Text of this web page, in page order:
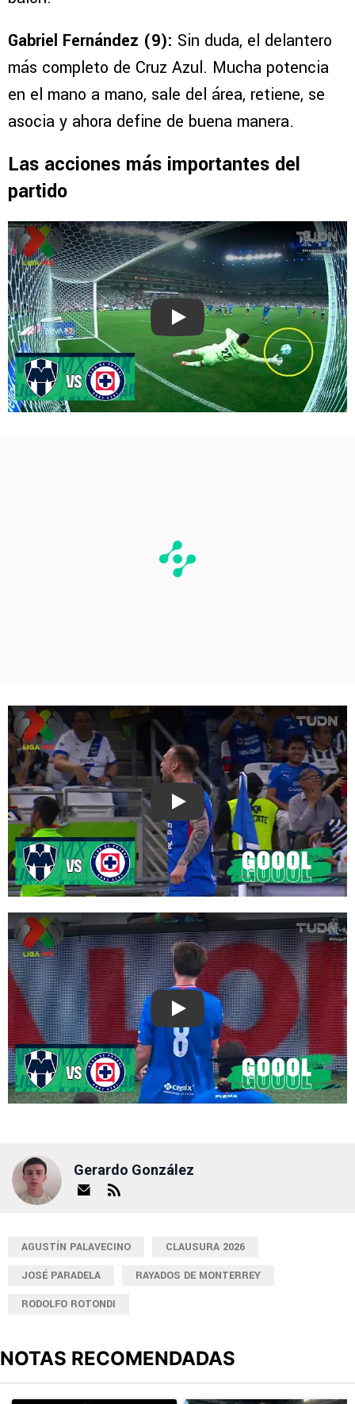
Gabriel Fernández (9): Sin duda, el delantero
más completo de Cruz Azul. Mucha potencia
en el mano a mano, sale del área, retiene, se
asocia y ahora define de buena manera.
Las acciones más importantes del
partido
Play
Play
Play
Gerardo González
AGUSTÍN PALAVECINO
CLAUSURA 2026
JOSÉ PARADELA
RAYADOS DE MONTERREY
RODOLFO ROTONDI
NOTAS RECOMENDADAS